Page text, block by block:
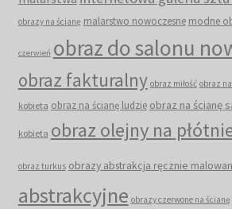
obrazy na ścianę malarstwo nowoczesne modne
czerwień obraz do salonu
obraz fakturalny obraz miłość obraz
kobieta obraz na ścianę ludzie obraz na ścianę
kobieta obraz olejny na
obraz turkus obrazy abstrakcja ręcznie
abstrakcyjne obrazy czerwone na ścianę